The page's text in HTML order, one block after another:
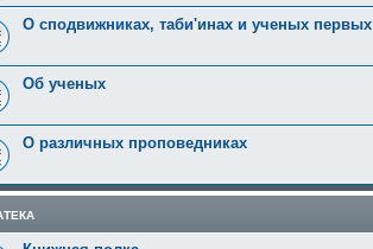
О сподвижниках, таби'инах и ученых
Об ученых
О различных проповедниках